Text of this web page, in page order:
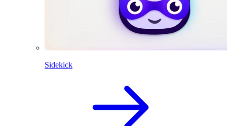
Sidekick